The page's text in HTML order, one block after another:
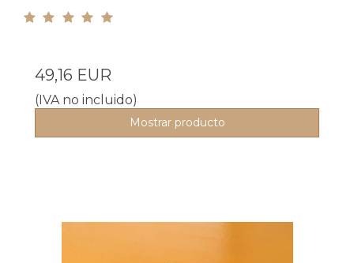
49,16 EUR
(IVA no incluido)
Mostrar producto